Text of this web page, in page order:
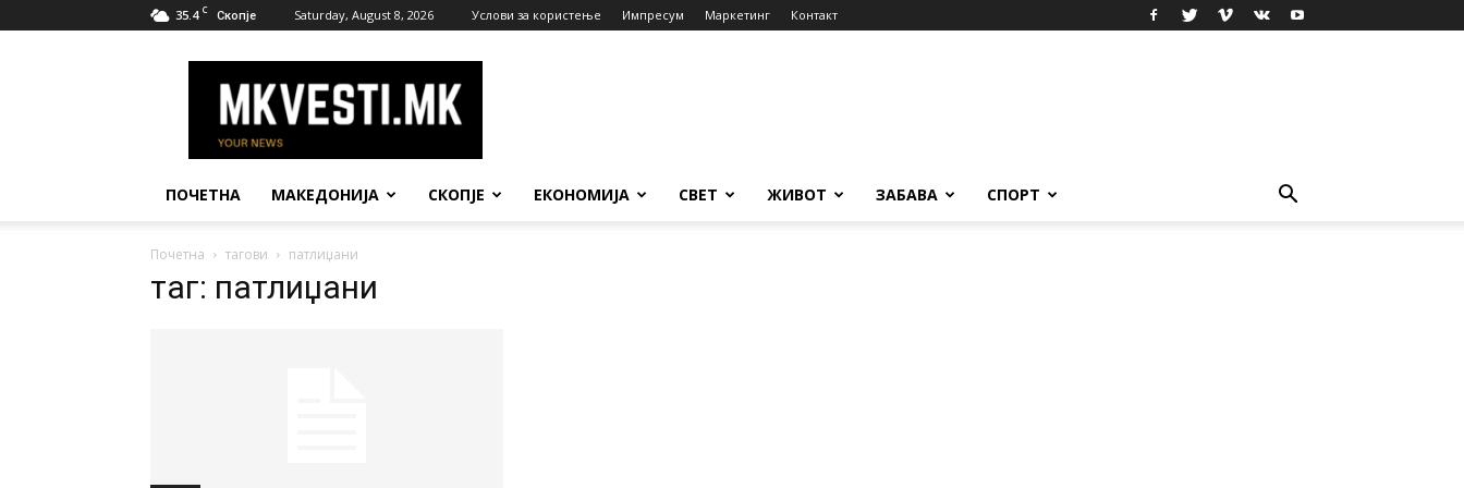
35.4 C Скопје Saturday, August 8, 2026 Услови за користење Импресум Маркетинг Контакт
Вести
ПОЧЕТНА МАКЕДОНИЈА СКОПЈЕ ЕКОНОМИЈА СВЕТ ЖИВОТ ЗАБАВА СПОРТ
Почетна тагови патлиџани
таг: патлиџани